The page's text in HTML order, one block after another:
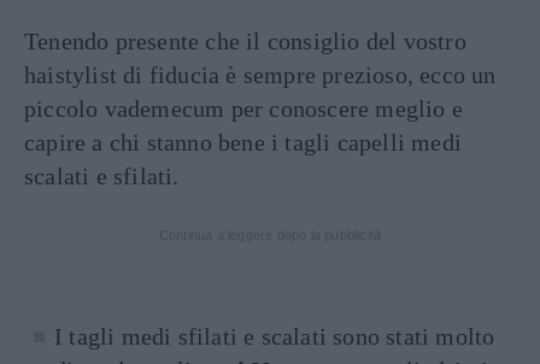
Tenendo presente che il consiglio del vostro
haistylist di fiducia è sempre prezioso, ecco un
piccolo vademecum per conoscere meglio e
capire a chi stanno bene i tagli capelli medi
scalati e sfilati.
I tagli medi sfilati e scalati sono stati molto